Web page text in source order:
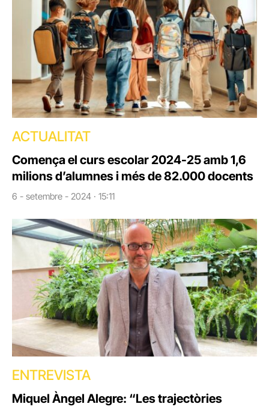
ACTUALITAT
Comença el curs escolar 2024-25 amb 1,6
milions d’alumnes i més de 82.000 docents
6 - setembre - 2024 · 15:11
ENTREVISTA
Miquel Àngel Alegre: “Les trajectòries